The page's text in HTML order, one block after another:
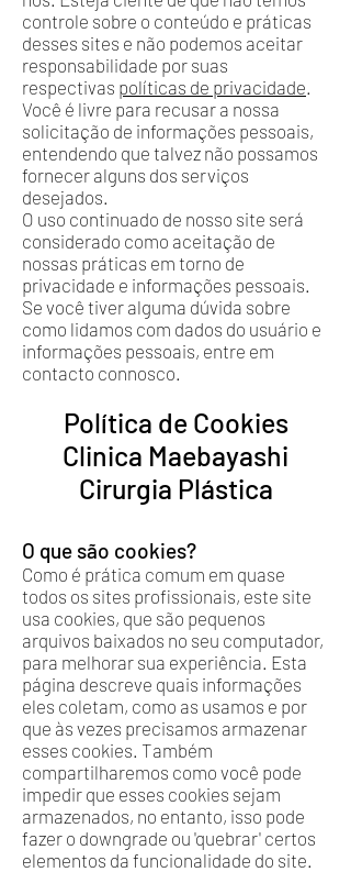
controle sobre o conteúdo e práticas
desses sites e não podemos aceitar
responsabilidade por suas
respectivas políticas de privacidade.
Você é livre para recusar a nossa
solicitação de informações pessoais,
entendendo que talvez não possamos
fornecer alguns dos serviços
desejados.
O uso continuado de nosso site será
considerado como aceitação de
nossas práticas em torno de
privacidade e informações pessoais.
Se você tiver alguma dúvida sobre
como lidamos com dados do usuário e
informações pessoais, entre em
contacto connosco.
Política de Cookies
Clinica Maebayashi
Cirurgia Plástica
O que são cookies?
Como é prática comum em quase
todos os sites profissionais, este site
usa cookies, que são pequenos
arquivos baixados no seu computador,
para melhorar sua experiência. Esta
página descreve quais informações
eles coletam, como as usamos e por
que às vezes precisamos armazenar
esses cookies. Também
compartilharemos como você pode
impedir que esses cookies sejam
armazenados, no entanto, isso pode
fazer o downgrade ou 'quebrar' certos
elementos da funcionalidade do site.